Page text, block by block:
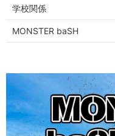
学校関係
MONSTER baSH